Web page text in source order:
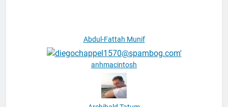
Abdul-Fattah Munif
anhmacintosh